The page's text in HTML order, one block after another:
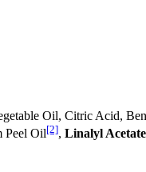
Oil, Citric Acid,
Peel Oil[2], Linalyl Acetate